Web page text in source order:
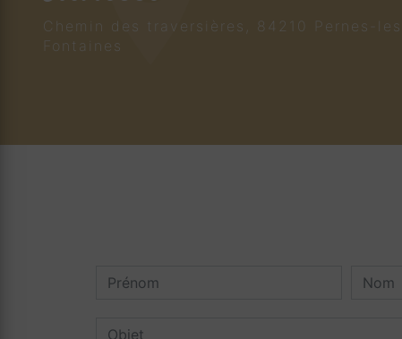
Chemin des traversières, 84210 Pernes-les-
Fontaines